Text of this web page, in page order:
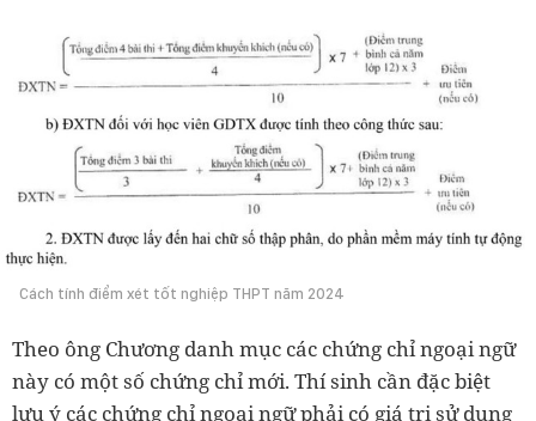
Cách tính điểm xét tốt nghiệp THPT năm 2024
Theo ông Chương danh mục các chứng chỉ ngoại ngữ
này có một số chứng chỉ mới. Thí sinh cần đặc biệt
lưu ý các chứng chỉ ngoại ngữ phải có giá trị sử dụng